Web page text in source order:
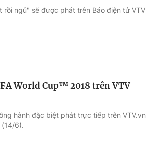
ngủ" sẽ được phát trên Báo điện tử VTV
World Cup™ 2018 trên VTV
hành đặc biệt phát trực tiếp trên VTV.vn
(14/6).